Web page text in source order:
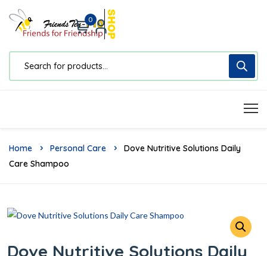
0
Home Personal Care
Dove Nutritive Solutions Daily
Care Shampoo
Dove Nutritive Solutions Daily